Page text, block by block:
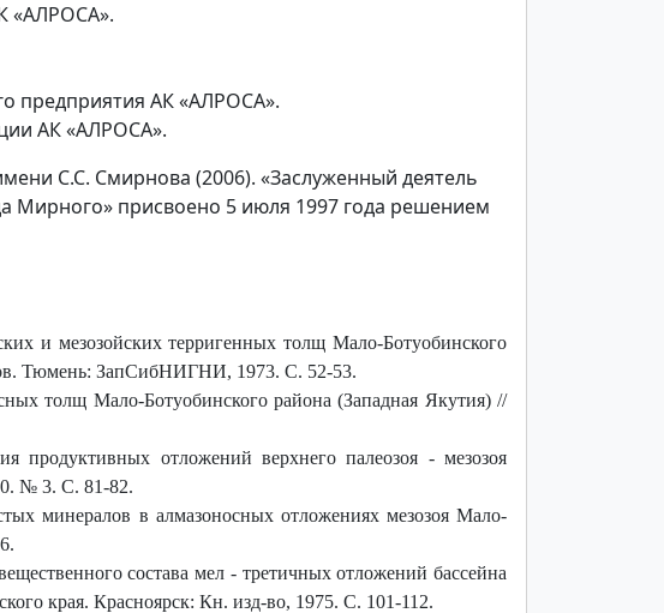
«АЛРОСА».
предприятия АК «АЛРОСА».
АК «АЛРОСА».
С.С. Смирнова (2006). «Заслуженный деятель
Мирного» присвоено 5 июля 1997 года решением
и мезозойских терригенных толщ Мало-Ботуобинского
Тюмень: ЗапСибНИГНИ, 1973. С. 52-53.
толщ Мало-Ботуобинского района (Западная Якутия) //
продуктивных отложений верхнего палеозоя - мезозоя
№ 3. С. 81-82.
минералов в алмазоносных отложениях мезозоя Мало-
состава мел - третичных отложений бассейна
края. Красноярск: Кн. изд-во, 1975. С. 101-112.